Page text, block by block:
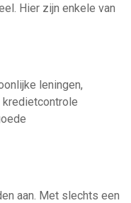
Hier zijn enkele van
leningen,
kredietcontrole
aan. Met slechts een